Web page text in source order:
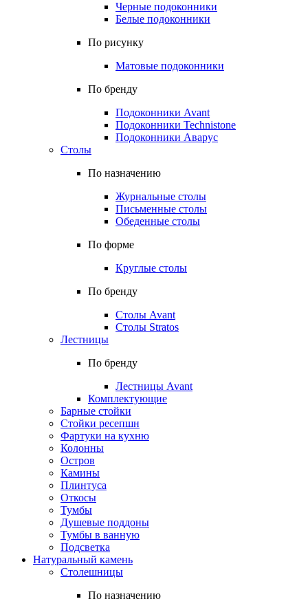
Черные подоконники
Белые подоконники
По рисунку
Матовые подоконники
По бренду
Подоконники Avant
Подоконники Technistone
Подоконники Аварус
Столы
По назначению
Журнальные столы
Письменные столы
Обеденные столы
По форме
Круглые столы
По бренду
Столы Avant
Столы Stratos
Лестницы
По бренду
Лестницы Avant
Комплектующие
Барные стойки
Стойки ресепшн
Фартуки на кухню
Колонны
Остров
Камины
Плинтуса
Откосы
Тумбы
Душевые поддоны
Тумбы в ванную
Подсветка
Натуральный камень
Столешницы
По назначению